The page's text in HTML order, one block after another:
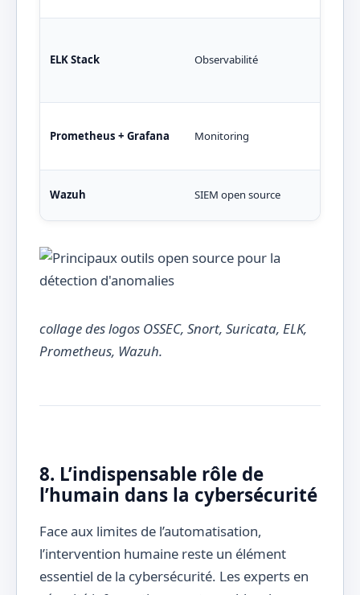
ELK Stack Observabilité
Prometheus + Grafana Monitoring
Wazuh SIEM open source
collage des logos OSSEC, Snort, Suricata, ELK,
Prometheus, Wazuh.
8. L’indispensable rôle de
l’humain dans la cybersécurité
Face aux limites de l’automatisation,
l’intervention humaine reste un élément
essentiel de la cybersécurité. Les experts en